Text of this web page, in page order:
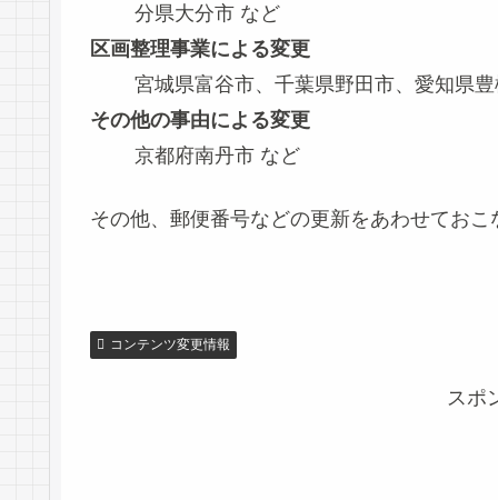
分県大分市 など
区画整理事業による変更
宮城県富谷市、千葉県野田市、愛知県
その他の事由による変更
京都府南丹市 など
その他、郵便番号などの更新をあわせておこ
コンテンツ変更情報
スポ